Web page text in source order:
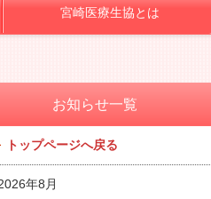
宮崎医療生協とは
お知らせ一覧
トップページへ戻る
年8月